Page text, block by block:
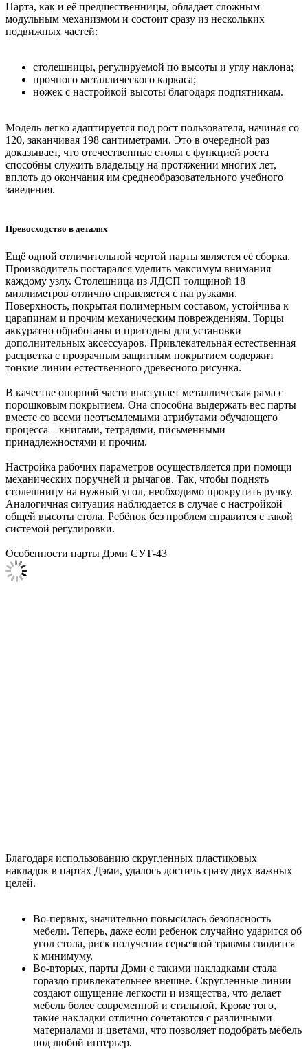
Парта, как и её предшественницы, обладает сложным
модульным механизмом и состоит сразу из нескольких
подвижных частей:
столешницы, регулируемой по высоты и углу наклона;
прочного металлического каркаса;
ножек с настройкой высоты благодаря подпятникам.
Модель легко адаптируется под рост пользователя, начиная со
120, заканчивая 198 сантиметрами. Это в очередной раз
доказывает, что отечественные столы с функцией роста
способны служить владельцу на протяжении многих лет,
вплоть до окончания им среднеобразовательного учебного
заведения.
Превосходство в деталях
Ещё одной отличительной чертой парты является её сборка.
Производитель постарался уделить максимум внимания
каждому узлу. Столешница из ЛДСП толщиной 18
миллиметров отлично справляется с нагрузками.
Поверхность, покрытая полимерным составом, устойчива к
царапинам и прочим механическим повреждениям. Торцы
аккуратно обработаны и пригодны для установки
дополнительных аксессуаров. Привлекательная естественная
расцветка с прозрачным защитным покрытием содержит
тонкие линии естественного древесного рисунка.
В качестве опорной части выступает металлическая рама с
порошковым покрытием. Она способна выдержать вес парты
вместе со всеми неотъемлемыми атрибутами обучающего
процесса – книгами, тетрадями, письменными
принадлежностями и прочим.
Настройка рабочих параметров осуществляется при помощи
механических поручней и рычагов. Так, чтобы поднять
столешницу на нужный угол, необходимо прокрутить ручку.
Аналогичная ситуация наблюдается в случае с настройкой
общей высоты стола. Ребёнок без проблем справится с такой
системой регулировки.
Особенности парты Дэми СУТ-43
Благодаря использованию скругленных пластиковых
накладок в партах Дэми, удалось достичь сразу двух важных
целей.
Во-первых, значительно повысилась безопасность
мебели. Теперь, даже если ребенок случайно ударится об
угол стола, риск получения серьезной травмы сводится
к минимуму.
Во-вторых, парты Дэми с такими накладками стала
гораздо привлекательнее внешне. Скругленные линии
создают ощущение легкости и изящества, что делает
мебель более современной и стильной. Кроме того,
такие накладки отлично сочетаются с различными
материалами и цветами, что позволяет подобрать мебель
под любой интерьер.